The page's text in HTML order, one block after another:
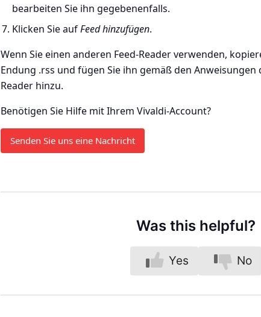
bearbeiten Sie ihn gegebenenfalls.
Klicken Sie aufFeed hinzufügen.
Wenn Sie einen anderen Feed-Reader verwenden,
Endung .rss und fügen Sie ihn gemäß den Anweisungen
Reader hinzu.
Benötigen Sie Hilfe mit Ihrem Vivaldi-Account?
Senden Sie uns eine Nachricht
Was this helpful?
Yes No